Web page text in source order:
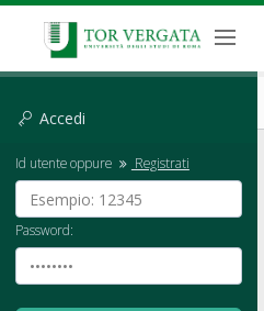
Accedi
Id utente oppure Registrati
Password: